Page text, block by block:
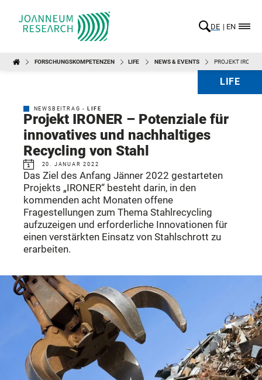
DE EN
FORSCHUNGSKOMPETENZEN LIFE NEWS & EVENTS PROJEKT
LIFE
NEWSBEITRAG - LIFE
Projekt IRONER – Potenziale für
innovatives und nachhaltiges
Recycling von Stahl
20. JANUAR 2022
Das Ziel des Anfang Jänner 2022 gestarteten
Projekts „IRONER“ besteht darin, in den
kommenden acht Monaten offene
Fragestellungen zum Thema Stahlrecycling
aufzuzeigen und erforderliche Innovationen für
einen verstärkten Einsatz von Stahlschrott zu
erarbeiten.